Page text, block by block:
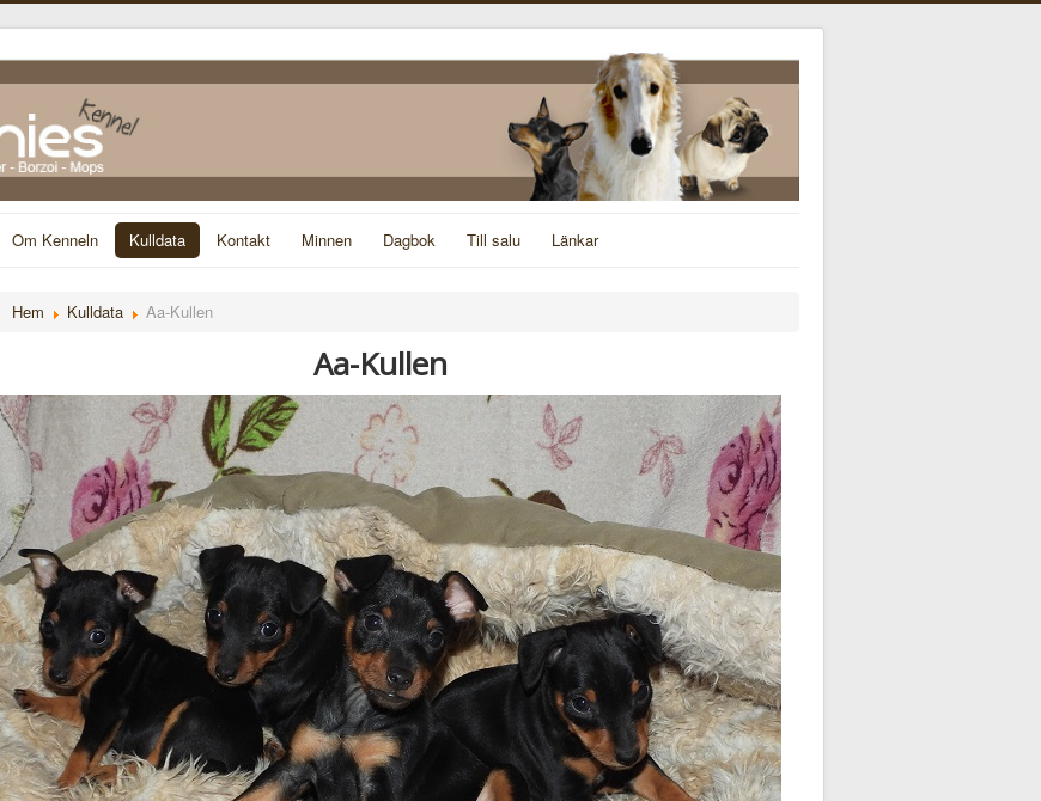
Om Kenneln Kulldata Kontakt Minnen Dagbok Till salu Länkar
Hem Kulldata Aa-Kullen
Aa-Kullen